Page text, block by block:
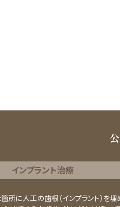
インプラント治療
所に人工の歯根（インプラント）を